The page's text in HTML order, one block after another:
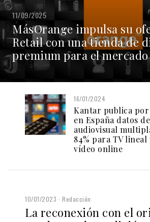
11/09/2025
MásOrange impulsa su
Retail con una tienda de
premium para el
16/01/2024
Kantar publica
en España datos
audiovisual
84% para TV lineal
vídeo online
10/01/2023 Redacción
La reconexión con el